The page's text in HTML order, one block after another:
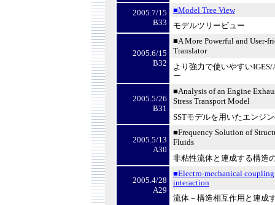
2005.7/15
B33
■Model Tree View
モデルツリービュー
2005.6/15
B32
■A More Powerful and User-
Translator
より強力で使いやすい
ー
2005.5/26
B31
■Analysis of an Engine
Stress Transport Model
SSTモデルを用いたエンジ
2005.5/13
A30
■Frequency Solution of
Fluids
非粘性流体と連成する構造
2005.4/28
A29
■Electro-mechanical
interaction
流体－構造相互作用と連成